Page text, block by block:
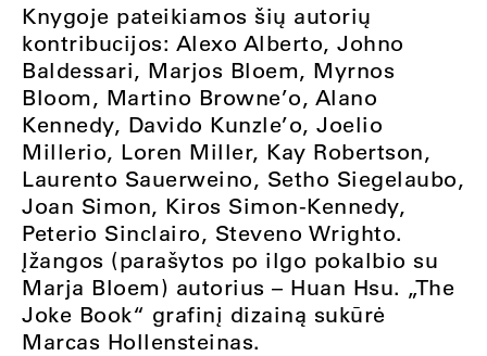
Knygoje pateikiamos šių autorių
kontribucijos: Alexo Alberto, Johno
Baldessari, Marjos Bloem, Myrnos
Bloom, Martino Browne’o, Alano
Kennedy, Davido Kunzle’o, Joelio
Millerio, Loren Miller, Kay Robertson,
Laurento Sauerweino, Setho Siegelaubo,
Joan Simon, Kiros Simon-Kennedy,
Peterio Sinclairo, Steveno Wrighto.
Įžangos (parašytos po ilgo pokalbio su
Marja Bloem) autorius – Huan Hsu. „The
Joke Book“ grafinį dizainą sukūrė
Marcas Hollensteinas.